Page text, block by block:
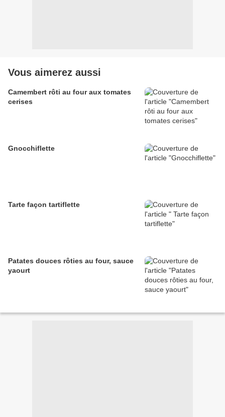
Vous aimerez aussi
Camembert rôti au four aux tomates
cerises
Gnocchiflette
Tarte façon tartiflette
Patates douces rôties au four, sauce
yaourt